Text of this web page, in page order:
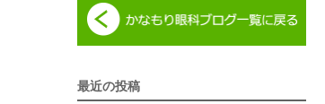
最近の投稿